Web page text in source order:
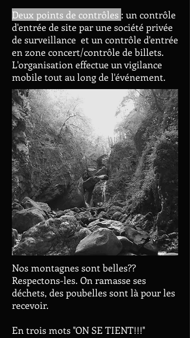
Deux points de contrôles : un contrôle
d'entrée de site par une société privée
de surveillance et un contrôle d'entrée
en zone concert/contrôle de billets.
L'organisation effectue un vigilance
mobile tout au long de l'événement.
Nos montagnes sont belles??
Respectons-les. On ramasse ses
déchets, des poubelles sont là pour les
recevoir.
En trois mots ''ON SE TIENT!!!''